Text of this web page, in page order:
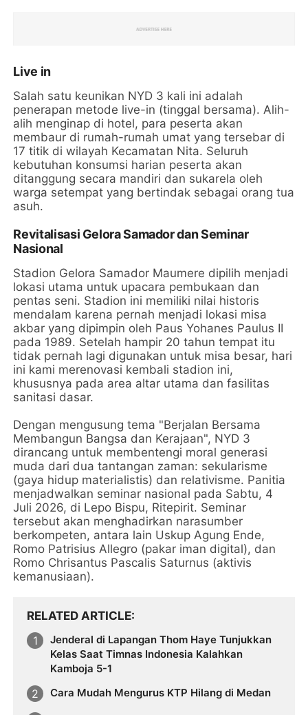
Live in
Salah satu keunikan NYD 3 kali ini adalah
penerapan metode live-in (tinggal bersama). Alih-
alih menginap di hotel, para peserta akan
membaur di rumah-rumah umat yang tersebar di
17 titik di wilayah Kecamatan Nita. Seluruh
kebutuhan konsumsi harian peserta akan
ditanggung secara mandiri dan sukarela oleh
warga setempat yang bertindak sebagai orang tua
asuh.
Revitalisasi Gelora Samador dan Seminar
Nasional
Stadion Gelora Samador Maumere dipilih menjadi
lokasi utama untuk upacara pembukaan dan
pentas seni. Stadion ini memiliki nilai historis
mendalam karena pernah menjadi lokasi misa
akbar yang dipimpin oleh Paus Yohanes Paulus II
pada 1989. Setelah hampir 20 tahun tempat itu
tidak pernah lagi digunakan untuk misa besar, hari
ini kami merenovasi kembali stadion ini,
khususnya pada area altar utama dan fasilitas
sanitasi dasar.
Dengan mengusung tema "Berjalan Bersama
Membangun Bangsa dan Kerajaan", NYD 3
dirancang untuk membentengi moral generasi
muda dari dua tantangan zaman: sekularisme
(gaya hidup materialistis) dan relativisme. Panitia
menjadwalkan seminar nasional pada Sabtu, 4
Juli 2026, di Lepo Bispu, Ritepirit. Seminar
tersebut akan menghadirkan narasumber
berkompeten, antara lain Uskup Agung Ende,
Romo Patrisius Allegro (pakar iman digital), dan
Romo Chrisantus Pascalis Saturnus (aktivis
kemanusiaan).
RELATED ARTICLE
Jenderal di Lapangan Thom Haye Tunjukkan
Kelas Saat Timnas Indonesia Kalahkan
Kamboja 5-1
Cara Mudah Mengurus KTP Hilang di Medan